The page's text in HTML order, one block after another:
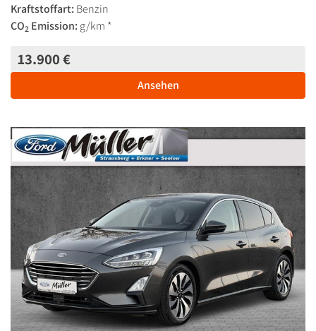
Kraftstoffart: Benzin
CO2 Emission: g/km *
13.900 €
Ansehen